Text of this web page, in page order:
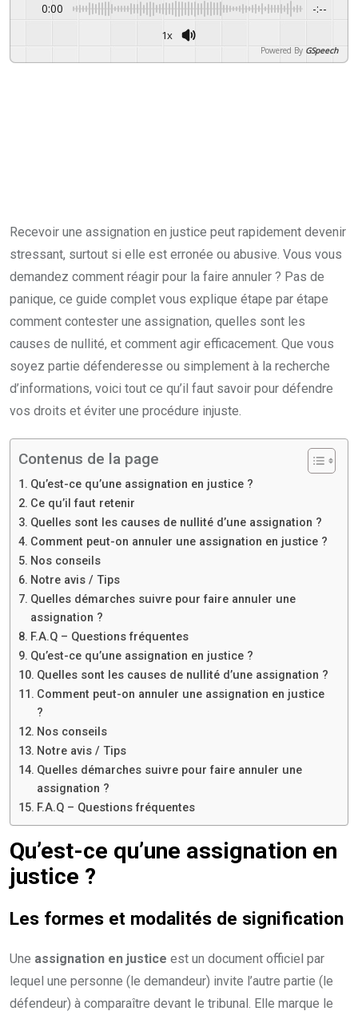
0:00 -:--
1x
Powered By GSpeech
Recevoir une assignation en justice peut rapidement devenir
stressant, surtout si elle est erronée ou abusive. Vous vous
demandez comment réagir pour la faire annuler ? Pas de
panique, ce guide complet vous explique étape par étape
comment contester une assignation, quelles sont les
causes de nullité, et comment agir efficacement. Que vous
soyez partie défenderesse ou simplement à la recherche
d’informations, voici tout ce qu’il faut savoir pour défendre
vos droits et éviter une procédure injuste.
Contenus de la page
Qu’est-ce qu’une assignation en justice ?
Ce qu’il faut retenir
Quelles sont les causes de nullité d’une assignation ?
Comment peut-on annuler une assignation en justice ?
Nos conseils
Notre avis / Tips
Quelles démarches suivre pour faire annuler une
assignation ?
F.A.Q – Questions fréquentes
Qu’est-ce qu’une assignation en justice ?
Quelles sont les causes de nullité d’une assignation ?
Comment peut-on annuler une assignation en justice
?
Nos conseils
Notre avis / Tips
Quelles démarches suivre pour faire annuler une
assignation ?
F.A.Q – Questions fréquentes
Qu’est-ce qu’une assignation en
justice ?
Les formes et modalités de signification
Une assignation en justice est un document officiel par
lequel une personne (le demandeur) invite l’autre partie (le
défendeur) à comparaître devant le tribunal. Elle marque le